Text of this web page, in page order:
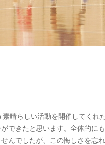
晴らしい活動を開催してくれ
できたと思います。全体的に
んでしたが、この悔しさを忘